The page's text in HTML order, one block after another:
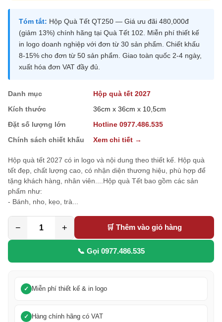
Tóm tắt: Hộp Quà Tết QT250 — Giá ưu đãi 480,000đ
(giảm 13%) chính hãng tại Quà Tết 102. Miễn phí thiết kế
in logo doanh nghiệp với đơn từ 30 sản phẩm. Chiết khấu
8-15% cho đơn từ 50 sản phẩm. Giao toàn quốc 2-4 ngày,
xuất hóa đơn VAT đầy đủ.
Danh mục
Hộp quà tết 2027
Kích thước
36cm x 36cm x 10,5cm
Đặt số lượng lớn
Hotline 0977.486.535
Chính sách chiết khấu
Xem chi tiết →
Hộp quà tết 2027 có in logo và nội dung theo thiết kế. Hộp quà
tết đẹp, chất lượng cao, có nhận diện thương hiệu, phù hợp để
tặng khách hàng, nhân viên....Hộp quà Tết bao gồm các sản
phẩm như:
- Bánh, nho, kẹo, trà...
− + 🛒 Thêm vào giỏ hàng
📞 Gọi 0977.486.535
Miễn phí thiết kế & in logo
Hàng chính hãng có VAT